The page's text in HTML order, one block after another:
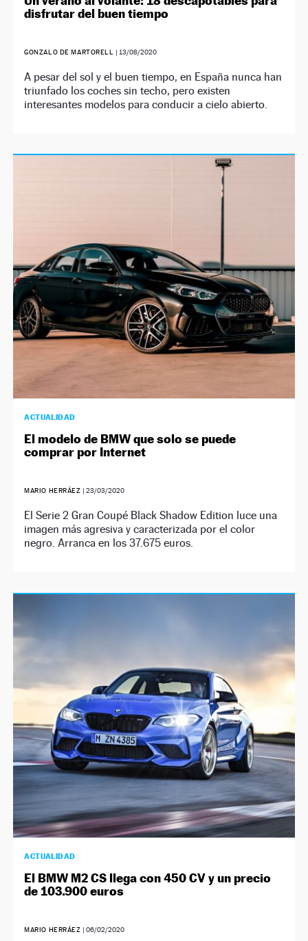
disfrutar del buen tiempo
GONZALO DE MARTORELL | 13/08/2020
A pesar del sol y el buen tiempo, en España nunca han
triunfado los coches sin techo, pero existen
interesantes modelos para conducir a cielo abierto.
ACTUALIDAD
El modelo de BMW que solo se puede
comprar por Internet
MARIO HERRÁEZ | 23/03/2020
El Serie 2 Gran Coupé Black Shadow Edition luce una
imagen más agresiva y caracterizada por el color
negro. Arranca en los 37.675 euros.
ACTUALIDAD
El BMW M2 CS llega con 450 CV y un precio
de 103.900 euros
MARIO HERRÁEZ | 06/02/2020